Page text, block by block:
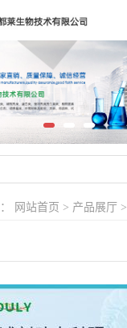
网站首页 > 产品展厅 >